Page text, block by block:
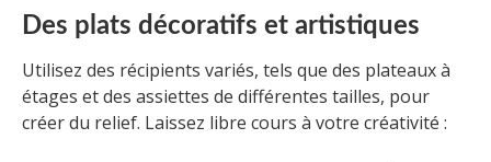
Des plats décoratifs et artistiques
Utilisez des récipients variés, tels que des plateaux à
étages et des assiettes de différentes tailles, pour
créer du relief. Laissez libre cours à votre créativité :